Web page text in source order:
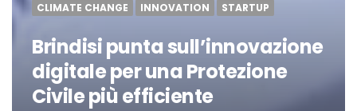
CLIMATE CHANGE INNOVATION STARTUP
Brindisi punta sull’innovazione
digitale per una Protezione
Civile più efficiente